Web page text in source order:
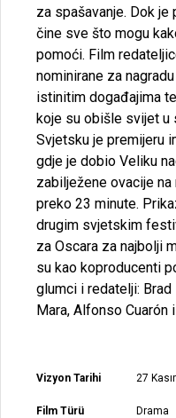
za spašavanje. Dok je
čine sve što mogu
pomoći. Film
nominirane za
istinitim događajima
koje su obišle svijet u
Svjetsku je premijeru
gdje je dobio Veliku
zabilježene ovacije
preko 23 minute.
drugim svjetskim
za Oscara za najbolji
su kao koproducenti
glumci i redatelji:
Mara, Alfonso Cuarón
Vizyon Tarihi 27
Film Türü Drama